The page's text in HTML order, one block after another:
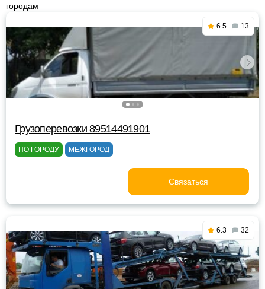
городам
6.5 13
Грузоперевозки 89514491901
ПО ГОРОДУ МЕЖГОРОД
Связаться
6.3 32